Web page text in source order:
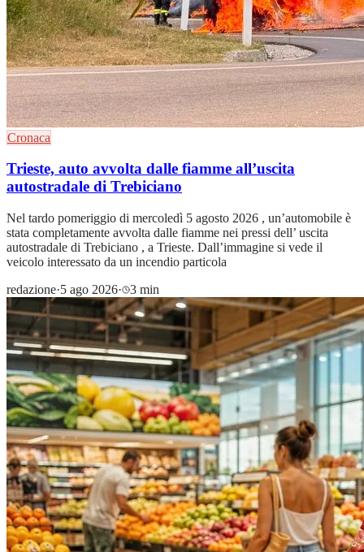
Cronaca
Trieste, auto avvolta dalle fiamme all’uscita
autostradale di Trebiciano
Nel tardo pomeriggio di mercoledì 5 agosto 2026 , un’automobile è
stata completamente avvolta dalle fiamme nei pressi dell’ uscita
autostradale di Trebiciano , a Trieste. Dall’immagine si vede il
veicolo interessato da un incendio particola
redazione·5 ago 2026· 3 min